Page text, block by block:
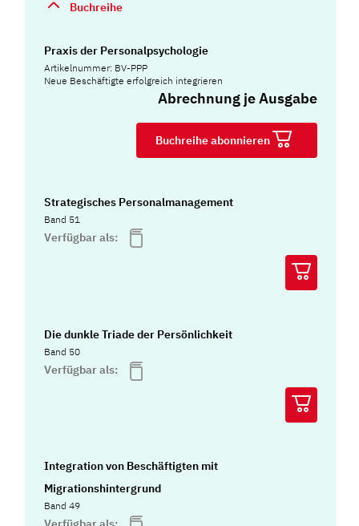
Buchreihe
Praxis der Personalpsychologie
Artikelnummer: BV-PPP
Neue Beschäftigte erfolgreich integrieren
Abrechnung je Ausgabe
Buchreihe abonnieren
Strategisches Personalmanagement
Band 51
Verfügbar als:
Die dunkle Triade der Persönlichkeit
Band 50
Verfügbar als:
Integration von Beschäftigten mit
Migrationshintergrund
Band 49